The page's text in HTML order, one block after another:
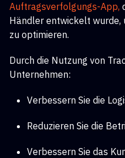
Auftragsverfolgungs-App,
Händler entwickelt wurde,
zu optimieren.
Durch die Nutzung von
Unternehmen:
Verbessern Sie die
Reduzieren Sie die
Verbessern Sie das